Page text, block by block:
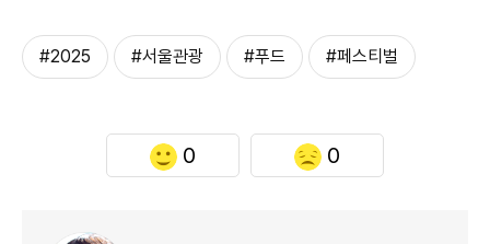
#2025 #서울관광 #푸드 #페스티벌
0 0